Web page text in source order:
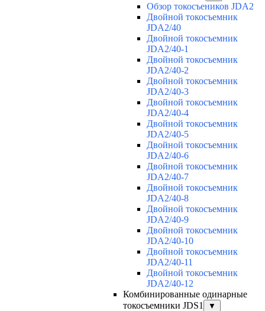
Обзор токосъеников JDA2
Двойной токосъемник
JDA2/40
Двойной токосъемник
JDA2/40-1
Двойной токосъемник
JDA2/40-2
Двойной токосъемник
JDA2/40-3
Двойной токосъемник
JDA2/40-4
Двойной токосъемник
JDA2/40-5
Двойной токосъемник
JDA2/40-6
Двойной токосъемник
JDA2/40-7
Двойной токосъемник
JDA2/40-8
Двойной токосъемник
JDA2/40-9
Двойной токосъемник
JDA2/40-10
Двойной токосъемник
JDA2/40-11
Двойной токосъемник
JDA2/40-12
Комбинированные одинарные
токосъемники JDS1
▼